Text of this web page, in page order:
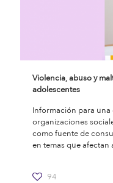
Violencia, abuso y
adolescentes
Información para
organizaciones
como fuente de
en temas que afectan
94